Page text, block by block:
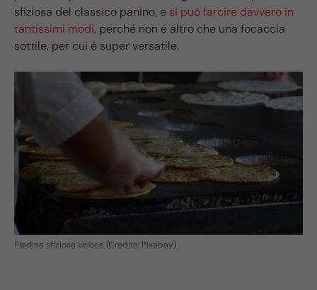
sfiziosa del classico panino, e si può farcire davvero in
tantissimi modi, perché non è altro che una focaccia
sottile, per cui è super versatile.
Piadina sfiziosa veloce (Credits: Pixabay)